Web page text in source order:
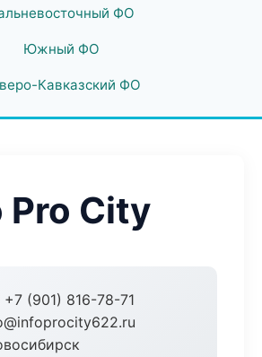
ФО
Южный ФО
Кавказский ФО
City
+7 (901) 816-78-71